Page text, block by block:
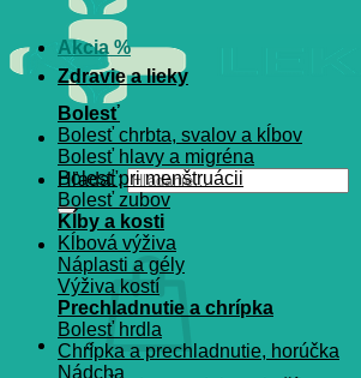
Hľadať:
Akcia %
Zdravie a lieky
Bolesť
Bolesť chrbta, svalov a kĺbov
Bolesť hlavy a migréna
Bolesť pri menštruácii
Bolesť zubov
Kĺby a kosti
Kĺbová výživa
Náplasti a gély
Výživa kostí
Prechladnutie a chrípka
Bolesť hrdla
Chrípka a prechladnutie, horúčka
Nádcha